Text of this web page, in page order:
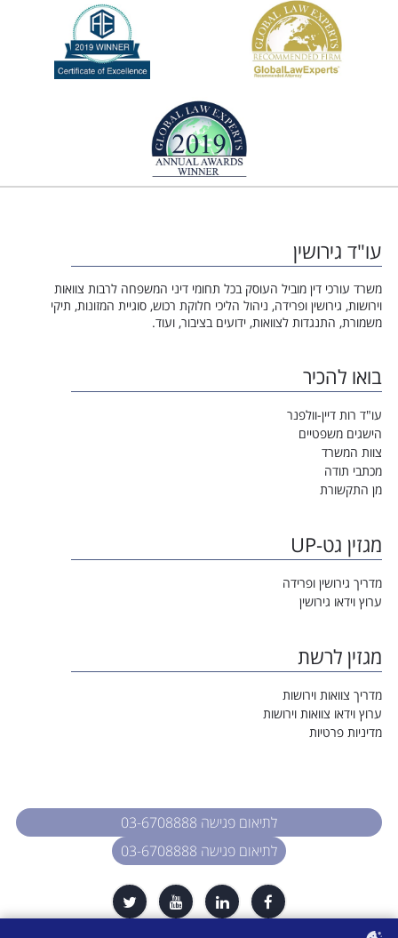
עו"ד גירושין
משרד עורכי דין מוביל העוסק בכל תחומי דיני המשפחה לרבות צוואות
וירושות, גירושין ופרידה, ניהול הליכי חלוקת רכוש, סוגיית המזונות, תיקי
משמורת, התנגדות לצוואות, ידועים בציבור, ועוד.
בואו להכיר
עו"ד רות דיין-וולפנר
הישגים משפטיים
צוות המשרד
מכתבי תודה
מן התקשורת
מגזין גט-UP
מדריך גירושין ופרידה
ערוץ וידאו גירושין
מגזין לרשת
מדריך צוואות וירושות
ערוץ וידאו צוואות וירושות
מדיניות פרטיות
לתיאום פגישה 03-6708888
לתיאום פגישה 03-6708888